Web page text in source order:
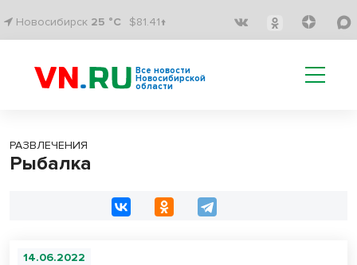
Новосибирск 25 °C $81.41↑
Все новости
Новосибирской
области
РАЗВЛЕЧЕНИЯ
Рыбалка
14.06.2022